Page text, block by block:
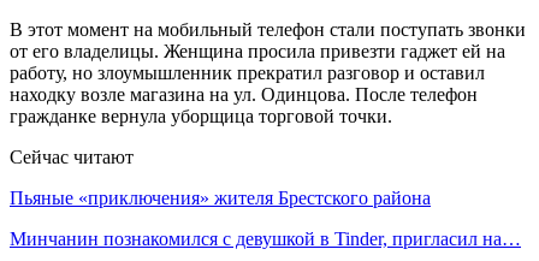
В этот момент на мобильный телефон стали поступать звонки
от его владелицы. Женщина просила привезти гаджет ей на
работу, но злоумышленник прекратил разговор и оставил
находку возле магазина на ул. Одинцова. После телефон
гражданке вернула уборщица торговой точки.
Сейчас читают
Пьяные «приключения» жителя Брестского района
Минчанин познакомился с девушкой в Tinder, пригласил на…